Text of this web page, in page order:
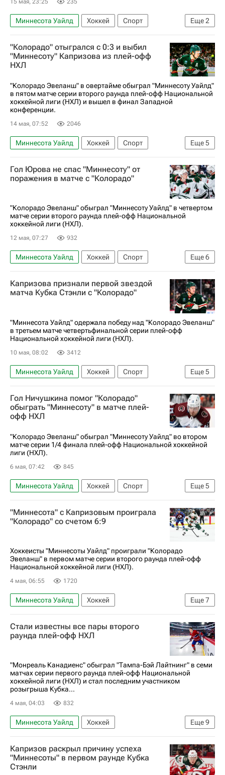
Еще2
Миннесота Уайлд Хоккей
Спорт
Владимир Тарасенко
Национальная хоккейная лига (НХЛ)
"Колорадо" отыгрался с 0:3 и выбил
"Миннесоту" Капризова из плей-офф
НХЛ
"Колорадо Эвеланш" в овертайме обыграл "Миннесоту Уайлд"
в пятом матче серии второго раунда плей-офф Национальной
хоккейной лиги (НХЛ) и вышел в финал Западной
конференции.
14 мая, 07:52 2046
Еще5
Миннесота Уайлд Хоккей
Спорт
Ник Фолиньо
Паркер Келли
Бретт Кулак
Колорадо Эвеланш
Гол Юрова не спас "Миннесоту" от
поражения в матче с "Колорадо"
"Колорадо Эвеланш" обыграл "Миннесоту Уайлд" в четвертом
матче серии второго раунда плей-офф Национальной
хоккейной лиги (НХЛ).
12 мая, 07:27 932
Еще6
Миннесота Уайлд Хоккей
Спорт
Денвер
Данила Юров
Назем Кадри
Росс Колтон
Колорадо Эвеланш
Капризова признали первой звездой
матча Кубка Стэнли с "Колорадо"
"Миннесота Уайлд" одержала победу над "Колорадо Эвеланш"
в третьем матче четвертьфинальной серии плей-офф
Национальной хоккейной лиги (НХЛ).
10 мая, 08:02 3412
Еще5
Миннесота Уайлд Хоккей
Спорт
Кирилл Капризов
Куинн Хьюз
Райан Хартман
Колорадо Эвеланш
Национальная хоккейная лига (НХЛ)
Гол Ничушкина помог "Колорадо"
обыграть "Миннесоту" в матче плей-
офф НХЛ
"Колорадо Эвеланш" обыграл "Миннесоту Уайлд" во втором
матче серии 1/4 финала плей-офф Национальной хоккейной
лиги (НХЛ).
6 мая, 07:42 845
Еще5
Миннесота Уайлд Хоккей
Спорт
Валерий Ничушкин
Мартин Нечас
Габриэль Ландескуг
Колорадо Эвеланш
"Миннесота" с Капризовым проиграла
"Колорадо" со счетом 6:9
Хоккеисты "Миннесоты Уайлд" проиграли "Колорадо
Эвеланш" в первом матче серии второго раунда плей-офф
Национальной хоккейной лиги (НХЛ).
4 мая, 06:55 1720
Еще7
Миннесота Уайлд
Хоккей
Национальная хоккейная лига (НХЛ)
Колорадо Эвеланш
Кирилл Капризов
Данила Юров
Яков Тренин
Стали известны все пары второго
раунда плей-офф НХЛ
"Монреаль Канадиенс" обыграл "Тампа-Бэй Лайтнинг" в семи
матчах серии первого раунда плей-офф Национальной
хоккейной лиги (НХЛ) и стал последним участником
розыгрыша Кубка...
4 мая, 04:03 832
Еще9
Миннесота Уайлд
Хоккей
Национальная хоккейная лига (НХЛ)
Монреаль Канадиенс
Тампа-Бэй Лайтнинг
Баффало Сейбрз
Капризов раскрыл причину успеха
"Миннесоты" в первом раунде Кубка
Стэнли